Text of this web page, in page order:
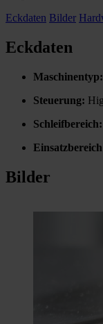
Eckdaten Bilder
Eckdaten
Maschinentyp:
Steuerung:
Schleifbereich:
Bilder